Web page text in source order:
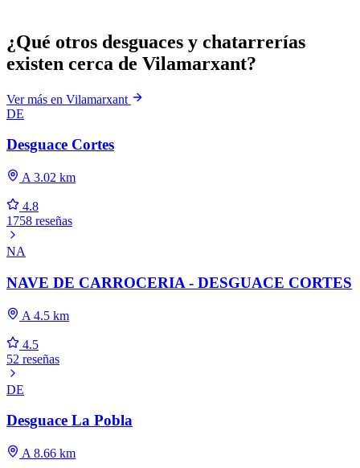
¿Qué otros desguaces y chatarrerías
existen cerca de Vilamarxant?
Ver más en Vilamarxant
DE
Desguace Cortes
A 3.02 km
4.8
1758 reseñas
NA
NAVE DE CARROCERIA - DESGUACE CORTES
A 4.5 km
4.5
52 reseñas
DE
Desguace La Pobla
A 8.66 km